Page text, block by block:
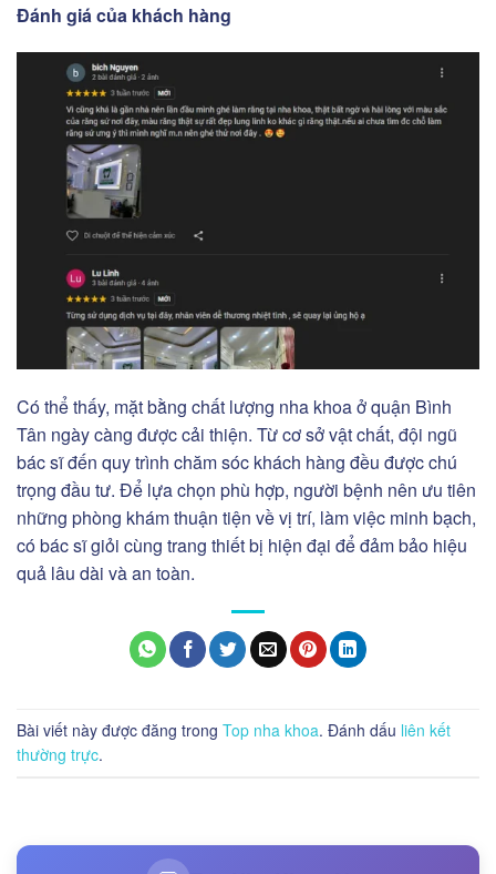
Đánh giá của khách hàng
Có thể thấy, mặt bằng chất lượng nha khoa ở quận Bình
Tân ngày càng được cải thiện. Từ cơ sở vật chất, đội ngũ
bác sĩ đến quy trình chăm sóc khách hàng đều được chú
trọng đầu tư. Để lựa chọn phù hợp, người bệnh nên ưu tiên
những phòng khám thuận tiện về vị trí, làm việc minh bạch,
có bác sĩ giỏi cùng trang thiết bị hiện đại để đảm bảo hiệu
quả lâu dài và an toàn.
Bài viết này được đăng trong Top nha khoa. Đánh dấu liên kết
thường trực.